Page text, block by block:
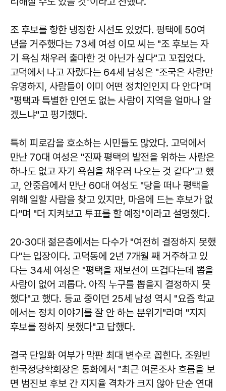
조 후보를 향한 냉정한 시선도 있었다. 평택에 50여
년을 거주했다는 73세 여성 이모 씨는 "조 후보는 자
기 욕심 채우러 출마한 것 아닌가 싶다"고 꼬집었다.
고덕에서 나고 자랐다는 64세 남성은 "조국은 사람만
유명하지, 사람들이 이미 어떤 정치인인지 다 안다"며
"평택과 특별한 인연도 없는 사람이 지역을 얼마나 알
겠느냐"고 평가했다.
특히 피로감을 호소하는 시민들도 많았다. 고덕에서
만난 70대 여성은 "진짜 평택의 발전을 위하는 사람은
하나도 없고 자기 욕심을 채우러 나오는 것 같다"고 했
고, 안중읍에서 만난 60대 여성도 "당을 떠나 평택을
위해 일할 사람을 찾고 있지만, 마음에 드는 후보가 없
다"며 "더 지켜보고 투표를 할 예정"이라고 설명했다.
20·30대 젊은층에서는 다수가 "여전히 결정하지 못했
다"는 입장이다. 고덕동에 2년 7개월 째 거주하고 있
다는 34세 여성은 "평택을 재보선이 뜨겁다는데 뽑을
사람이 없어 괴롭다. 아직 누구를 뽑을지 결정하지 못
했다"고 했다. 등교 중이던 25세 남성 역시 "요즘 학교
에서는 정치 이야기를 잘 안 하는 분위기"라며 "지지
후보를 정하지 못했다"고 답했다.
결국 단일화 여부가 막판 최대 변수로 꼽힌다. 조원빈
한국정당학회장은 통화에서 "최근 여론조사 흐름을 보
면 범진보 후보 간 지지율 격차가 크지 않아 단순 연대